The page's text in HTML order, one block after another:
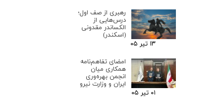
رهبری از صف اول؛
درس‌هایی از
الکساندر مقدونی
(اسکندر)
۱۳ تیر ۰۵
امضای تفاهم‌نامه
همکاری میان
انجمن بهره‌وری
ایران و وزارت نیرو
۰۱ تیر ۰۵